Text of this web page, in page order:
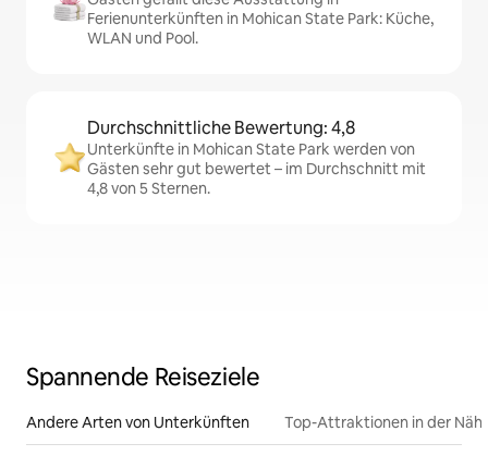
Ferienunterkünften in Mohican State Park: Küche,
WLAN und Pool.
Durchschnittliche Bewertung: 4,8
Unterkünfte in Mohican State Park werden von
Gästen sehr gut bewertet – im Durchschnitt mit
4,8 von 5 Sternen.
Spannende Reiseziele
Andere Arten von Unterkünften Top-Attraktionen in der